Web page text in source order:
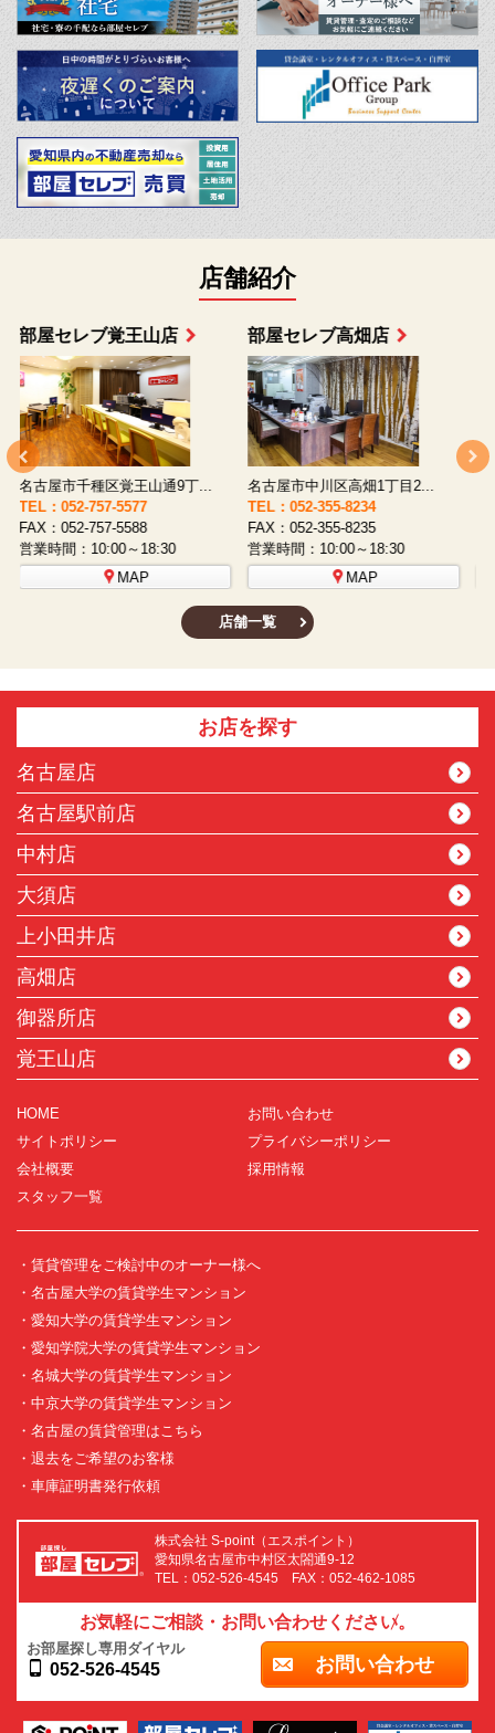
店舗紹介
部屋セレブ上小田井店
名古屋市西区八筋町277 ...
TEL：052-508-5933
FAX：052-508-5930
営業時間：10:00～18:30
MAP
部屋セレブ中村店
名古屋市中村区太閤通9-1...
TEL：052-481-0853
FAX：052-481-3587
営業時間：10:00～18:30
MAP
店舗一覧
お店を探す
名古屋店
名古屋駅前店
中村店
大須店
上小田井店
高畑店
御器所店
覚王山店
HOME
お問い合わせ
サイトポリシー
プライバシーポリシー
会社概要
採用情報
スタッフ一覧
・賃貸管理をご検討中のオーナー様へ
・名古屋大学の賃貸学生マンション
・愛知大学の賃貸学生マンション
・愛知学院大学の賃貸学生マンション
・名城大学の賃貸学生マンション
・中京大学の賃貸学生マンション
・名古屋の賃貸管理はこちら
・退去をご希望のお客様
・車庫証明書発行依頼
株式会社 S-point（エスポイント）
愛知県名古屋市中村区太閤通9-12
TEL：052-526-4545 FAX：052-462-1085
お気軽にご相談・お問い合わせください。
お部屋探し専用ダイヤル
052-526-4545 お問い合わせ